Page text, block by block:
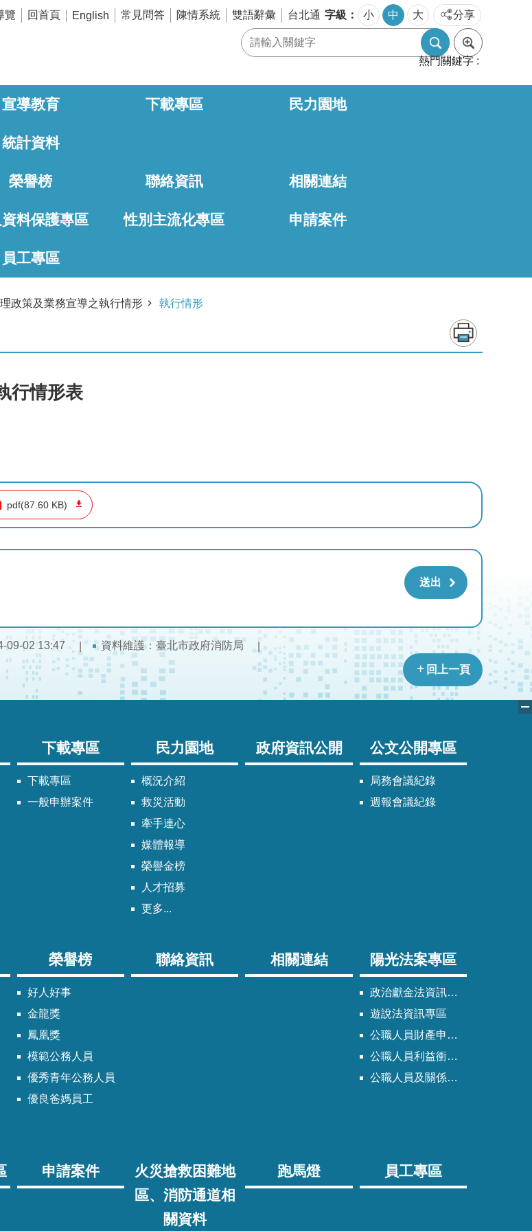
覽 回首頁 English 常見問答 陳情系統 雙語辭彙 台北通 字級 小 中 大 分享
熱門關鍵字
宣導教育 下載專區 民力園地
統計資料
榮譽榜 聯絡資訊 相關連結
料保護專區 性別主流化專區 申請案件
員工專區
政策及業務宣導之執行情形 執行情形
行情形表
pdf(87.60 KB)
09-02 13:47 資料維護：臺北市政府消防局
回上一頁
下載專區
下載專區
一般申辦案件
民力園地
概況介紹
救災活動
牽手連心
媒體報導
榮譽金榜
人才招募
更多...
政府資訊公開 公文公開專區
局務會議紀錄
週報會議紀錄
榮譽榜
好人好事
金龍獎
鳳凰獎
模範公務人員
優秀青年公務人員
優良爸媽員工
聯絡資訊 相關連結 陽光法案專區
政治獻金法資訊專區
遊說法資訊專區
公職人員財產申報法資訊專區
公職人員利益衝突迴避法資訊專區
公職人員及關係人身分關係公開專區
申請案件
火災搶救困難地
區、消防通道相
關資料
跑馬燈 員工專區